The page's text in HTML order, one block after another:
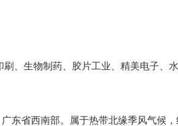
、生物制药、胶片工业、精美电子、
东省西南部。属于热带北缘季风气候